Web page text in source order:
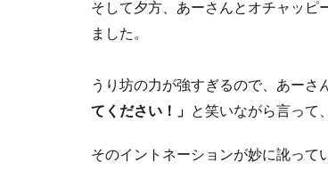
そして夕方、あーさんとオチャッピ
ました。
うり坊の力が強すぎるので、あーさ
てください！」 と笑いながら言って
そのイントネーションが妙に訛って